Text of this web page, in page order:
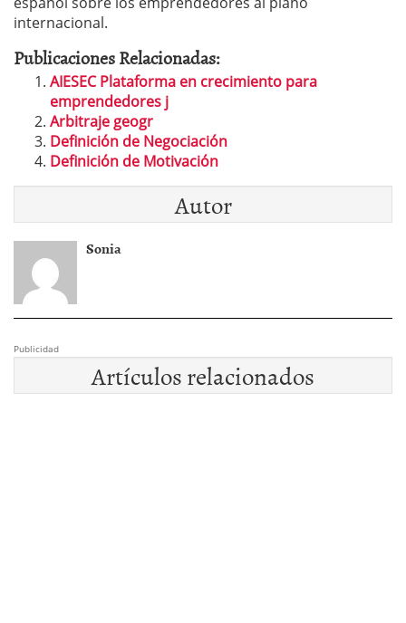
internacional.
Publicaciones Relacionadas:
AIESEC Plataforma en crecimiento para
emprendedores j
Arbitraje geogr
Definición de Negociación
Definición de Motivación
Autor
Sonia
Publicidad
Artículos relacionados